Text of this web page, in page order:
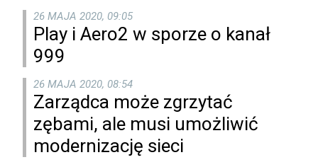
26 MAJA 2020, 09:05
Play i Aero2 w sporze o kanał
999
26 MAJA 2020, 08:54
Zarządca może zgrzytać
zębami, ale musi umożliwić
modernizację sieci